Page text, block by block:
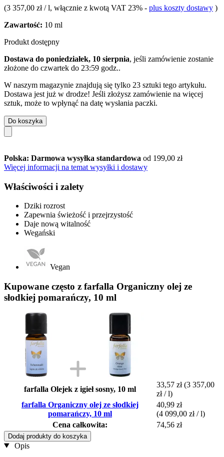
(3 357,00 zł / l, włącznie z kwotą VAT 23% - plus koszty dostawy )
Zawartość: 10 ml
Produkt dostępny
Dostawa do poniedziałek, 10 sierpnia, jeśli zamówienie zostanie
złożone do czwartek do 23:59 godz..
W naszym magazynie znajdują się tylko 23 sztuki tego artykułu.
Dostawa jest już w drodze! Jeśli złożysz zamówienie na więcej
sztuk, może to wpłynąć na datę wysłania paczki.
Do koszyka
Polska: Darmowa wysyłka standardowa od 199,00 zł
Więcej informacji na temat wysyłki i dostawy
Właściwości i zalety
Dziki rozrost
Zapewnia świeżość i przejrzystość
Daje nową witalność
Wegański
Vegan
Kupowane często z farfalla Organiczny olej ze
słodkiej pomarańczy, 10 ml
farfalla Olejek z igieł sosny, 10 ml
33,57 zł (3 357,00
zł / l)
farfalla Organiczny olej ze słodkiej
pomarańczy, 10 ml
40,99 zł
(4 099,00 zł / l)
Cena całkowita:
74,56 zł
Dodaj produkty do koszyka
Opis